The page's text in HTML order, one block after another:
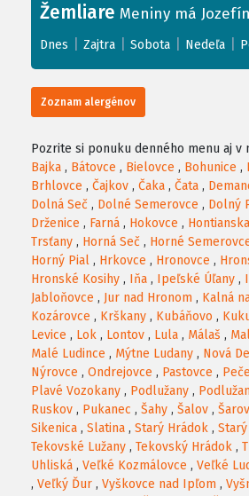
+
−
Žemliare Meniny má
Dnes Zajtra Sobota Nedeľa
Zoznam alergénov
Pozrite si ponuku denného menu aj v
Bajka , Bátovce , Bielovce , Bohunice ,
Brhlovce , Čajkov , Čaka , Čata ,
Dolná Seč , Dolné Semerovce , Dolný
Drženice , Farná , Hokovce ,
Trsťany , Horná Seč , Horné
Horný Pial , Hrkovce , Hronovce ,
Hronské Kosihy , Iňa , Ipeľské Úľany ,
Jabloňovce , Jur nad Hronom , Kalná
Kozárovce , Krškany , Kubáňovo ,
Levice , Lok , Lontov , Lula , Málaš ,
Malé Ludince , Mýtne Ludany , Nová
Nýrovce , Ondrejovce , Pastovce ,
Plavé Vozokany , Podlužany ,
Ruskov , Pukanec , Šahy , Šalov ,
Sikenica , Slatina , Starý Hrádok ,
Tekovské Lužany , Tekovský Hrádok ,
Uhliská , Veľké Kozmálovce , Veľké
, Veľký Ďur , Vyškovce nad Ipľom ,